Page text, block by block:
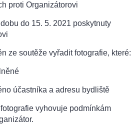
proti Organizátorovi
do 15. 5. 2021 poskytnuty
ze soutěže vyřadit fotografie, které:
účastníka a adresu bydliště
vyhovuje podmínkám